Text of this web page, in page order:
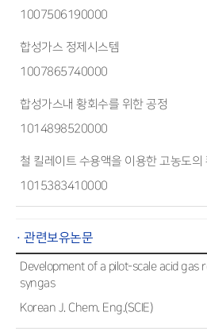
1007506190000
합성가스 정제시스템
1007865740000
합성가스내 황회수를 위한 공정
1014898520000
철 킬레이트 수용액을 이용한 고농도의
1015383410000
· 관련보유논문
Development of a pilot-scale acid gas
syngas
Korean J. Chem. Eng.(SCIE)